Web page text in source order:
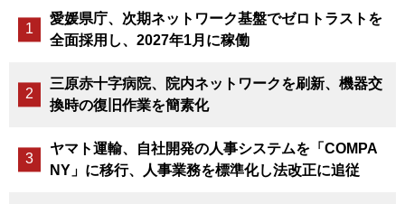
愛媛県庁、次期ネットワーク基盤でゼロトラストを
全面採用し、2027年1月に稼働
三原赤十字病院、院内ネットワークを刷新、機器交
換時の復旧作業を簡素化
ヤマト運輸、自社開発の人事システムを「COMPA
NY」に移行、人事業務を標準化し法改正に追従